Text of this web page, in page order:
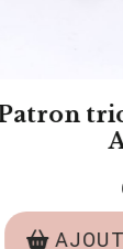
PDF -